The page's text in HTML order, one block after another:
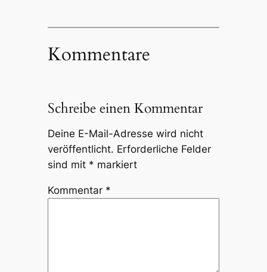
Kommentare
Schreibe einen Kommentar
Deine E-Mail-Adresse wird nicht
veröffentlicht. Erforderliche Felder
sind mit * markiert
Kommentar *